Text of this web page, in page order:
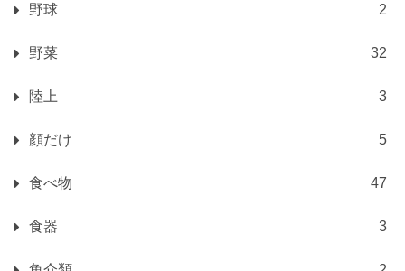
野球 2
野菜 32
陸上 3
顔だけ 5
食べ物 47
食器 3